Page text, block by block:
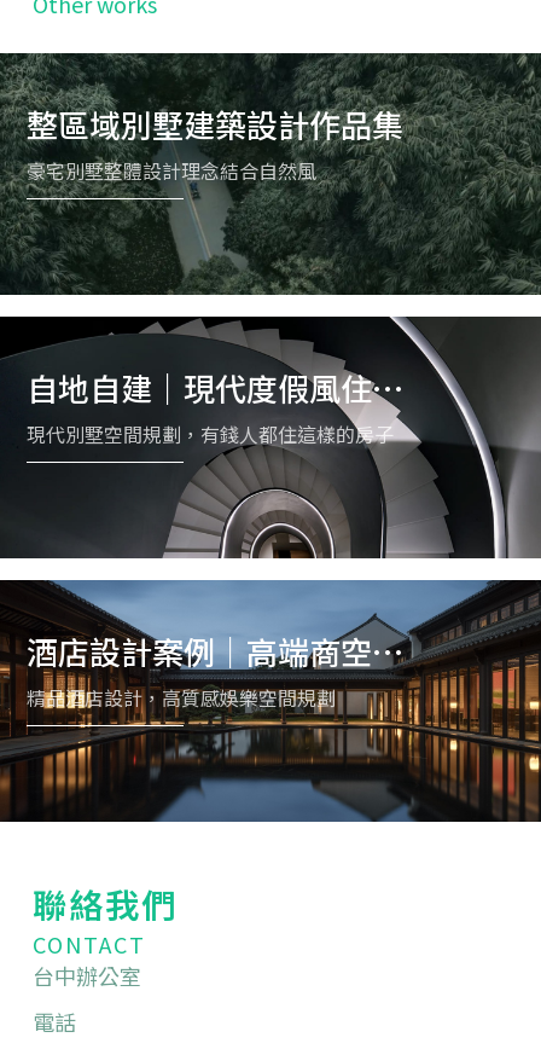
整區域別墅建築設計作品集
豪宅別墅整體設計理念結合自然風
自地自建｜現代度假風住宅
規劃案例
現代別墅空間規劃，有錢人都住這樣的房子
酒店設計案例｜高端商空與
夜店空間規劃
精品酒店設計，高質感娛樂空間規劃
聯絡我們
CONTACT
台中辦公室
電話